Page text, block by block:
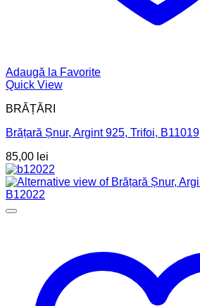
Adaugă la Favorite
Quick View
BRĂȚĂRI
Brățară Șnur, Argint 925, Trifoi, B11019
85,00 lei